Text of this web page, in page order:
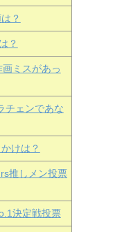
？
？
ミスがあっ
チェンであな
けは？
推しメン投票
決定戦投票